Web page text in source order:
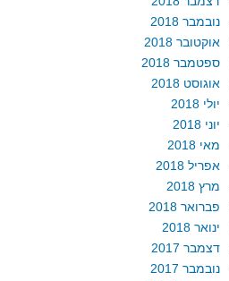
נובמבר 2018
אוקטובר 2018
ספטמבר 2018
אוגוסט 2018
יולי 2018
יוני 2018
מאי 2018
אפריל 2018
מרץ 2018
פברואר 2018
ינואר 2018
דצמבר 2017
נובמבר 2017